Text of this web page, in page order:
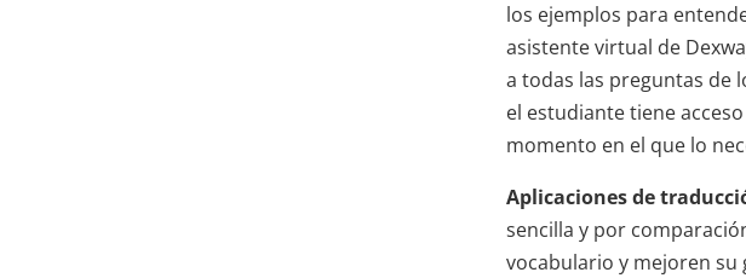
los ejemplos para
asistente virtual de
a todas las preguntas de
el estudiante tiene
momento en el que lo
Aplicaciones de
sencilla y por
vocabulario y mejoren